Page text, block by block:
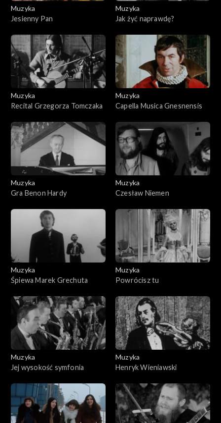
Muzyka
Jesienny Pan
Muzyka
Jak żyć naprawdę?
Muzyka
Recital Grzegorza Tomczaka
Muzyka
Capella Musica Gnesnensis
Muzyka
Gra Benon Hardy
Muzyka
Czesław Niemen
Muzyka
Śpiewa Marek Grechuta
Muzyka
Powrócisz tu
Muzyka
Jej wysokość symfonia
Muzyka
Henryk Wieniawski